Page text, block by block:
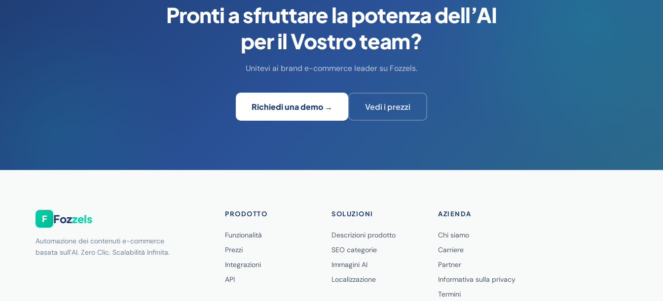
Pronti a sfruttare la potenza dell’AI
per il Vostro team?
Unitevi ai brand e-commerce leader su Fozzels.
Richiedi una demo → Vedi i prezzi
F Fozzels
Automazione dei contenuti e-commerce
basata sull’AI. Zero Clic. Scalabilità Infinita.
PRODOTTO
Funzionalità
Prezzi
Integrazioni
API
SOLUZIONI
Descrizioni prodotto
SEO categorie
Immagini AI
Localizzazione
AZIENDA
Chi siamo
Carriere
Partner
Informativa sulla privacy
Termini